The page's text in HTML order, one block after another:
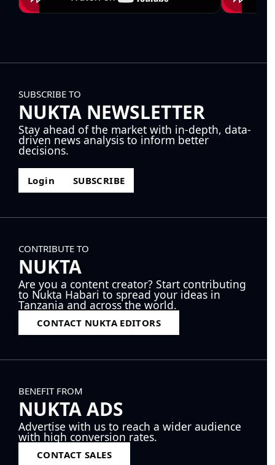
SUBSCRIBE TO
NUKTA NEWSLETTER
Stay ahead of the market with in-depth, data-
driven news analysis to inform better
decisions.
Login SUBSCRIBE
CONTRIBUTE TO
NUKTA
Are you a content creator? Start contributing
to Nukta Habari to spread your ideas in
Tanzania and across the world.
CONTACT NUKTA EDITORS
BENEFIT FROM
NUKTA ADS
Advertise with us to reach a wider audience
with high conversion rates.
CONTACT SALES